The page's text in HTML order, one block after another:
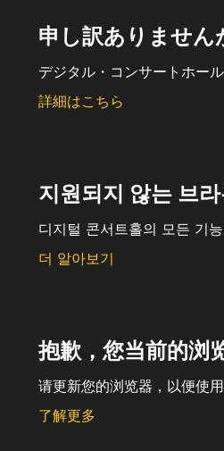
申し訳ありませ
デジタル・コンサートホー
詳細はこちら
지원되지 않는 브
디지털 콘서트홀의 모든 기
더 알아보기
抱歉，您当前的浏
请更新您的浏览器，以便使
了解更多